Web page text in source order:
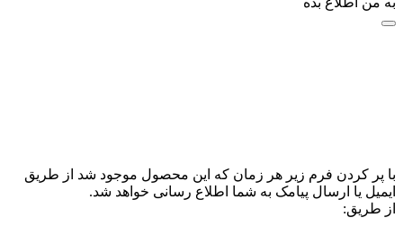
با پر کردن فرم زیر هر زمان که این محصول موجود شد از طریق
ایمیل یا ارسال پیامک به شما اطلاع رسانی خواهد شد.
از طریق: